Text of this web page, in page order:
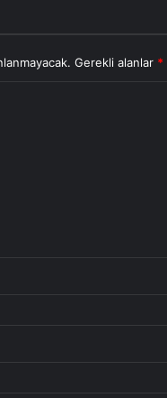
Gerekli alanlar *